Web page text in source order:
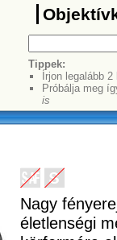
Tippek:
Írjon legalább
Próbálja meg
is
Nagy
életlenségi